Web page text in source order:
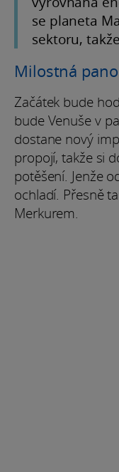
se planeta
sektoru,
Milostná
Začátek bude
bude Venuše v
dostane nový
propojí, takže si
potěšení. Jenže
ochladí. Přesně
Merkurem.